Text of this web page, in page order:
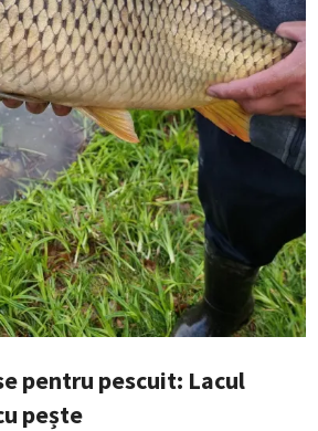
pentru pescuit: Lacul
pește